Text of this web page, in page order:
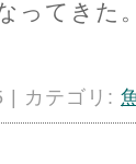
ってきた
| カテゴリ: